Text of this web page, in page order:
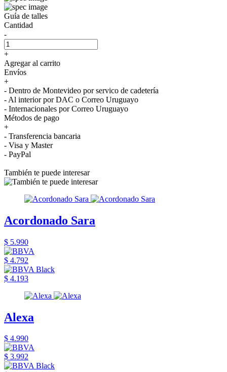
Guía de talles
Cantidad
-
+
Agregar al carrito
Envíos
+
- Dentro de Montevideo por servico de cadetería
- Al interior por DAC o Correo Uruguayo
- Internacionales por Correo Uruguayo
Métodos de pago
+
- Transferencia bancaria
- Visa y Master
- PayPal
También te puede interesar
Acordonado Sara
$ 5.990
$ 4.792
$ 4.193
Alexa
$ 4.990
$ 3.992